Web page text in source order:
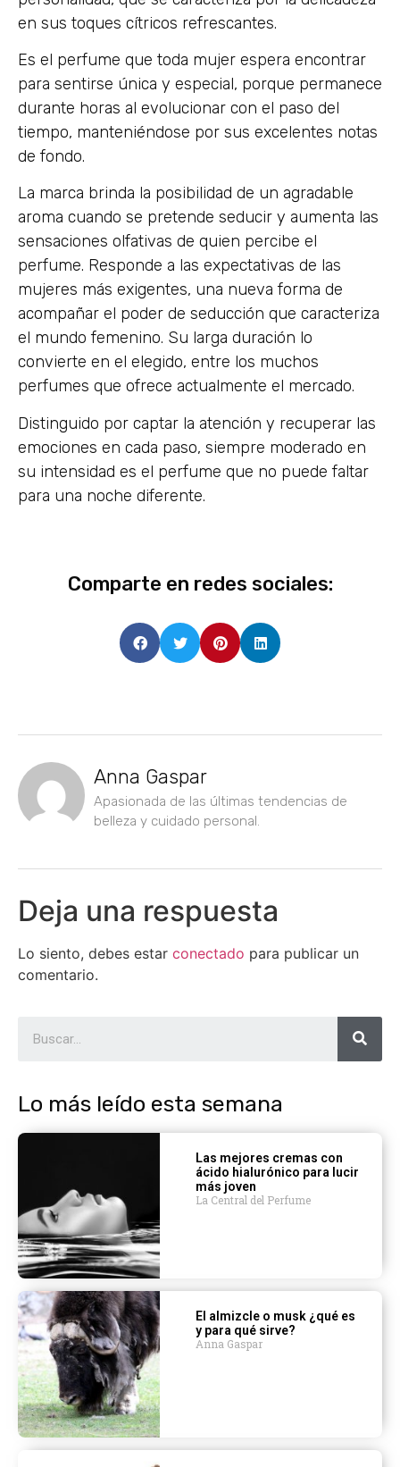
en sus toques cítricos refrescantes.
Es el perfume que toda mujer espera encontrar
para sentirse única y especial, porque permanece
durante horas al evolucionar con el paso del
tiempo, manteniéndose por sus excelentes notas
de fondo.
La marca brinda la posibilidad de un agradable
aroma cuando se pretende seducir y aumenta las
sensaciones olfativas de quien percibe el
perfume. Responde a las expectativas de las
mujeres más exigentes, una nueva forma de
acompañar el poder de seducción que caracteriza
el mundo femenino. Su larga duración lo
convierte en el elegido, entre los muchos
perfumes que ofrece actualmente el mercado.
Distinguido por captar la atención y recuperar las
emociones en cada paso, siempre moderado en
su intensidad es el perfume que no puede faltar
para una noche diferente.
Comparte en redes sociales:
Anna Gaspar
Apasionada de las últimas tendencias de
belleza y cuidado personal.
Deja una respuesta
Lo siento, debes estar conectado para publicar un
comentario.
Lo más leído esta semana
Las mejores cremas con
ácido hialurónico para lucir
más joven
La Central del Perfume
El almizcle o musk ¿qué es
y para qué sirve?
Anna Gaspar